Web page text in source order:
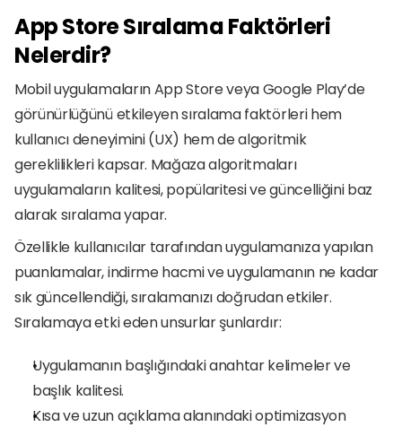
App Store Sıralama Faktörleri
Nelerdir?
Mobil uygulamaların App Store veya Google Play’de
görünürlüğünü etkileyen sıralama faktörleri hem
kullanıcı deneyimini (UX) hem de algoritmik
gereklilikleri kapsar. Mağaza algoritmaları
uygulamaların kalitesi, popülaritesi ve güncelliğini baz
alarak sıralama yapar.
Özellikle kullanıcılar tarafından uygulamanıza yapılan
puanlamalar, indirme hacmi ve uygulamanın ne kadar
sık güncellendiği, sıralamanızı doğrudan etkiler.
Sıralamaya etki eden unsurlar şunlardır:
Uygulamanın başlığındaki anahtar kelimeler ve
başlık kalitesi.
Kısa ve uzun açıklama alanındaki optimizasyon